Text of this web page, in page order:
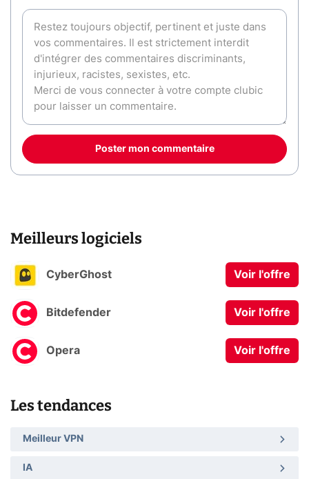
Poster mon commentaire
Meilleurs logiciels
CyberGhost Voir l'offre
Bitdefender Voir l'offre
Opera Voir l'offre
Les tendances
Meilleur VPN
IA